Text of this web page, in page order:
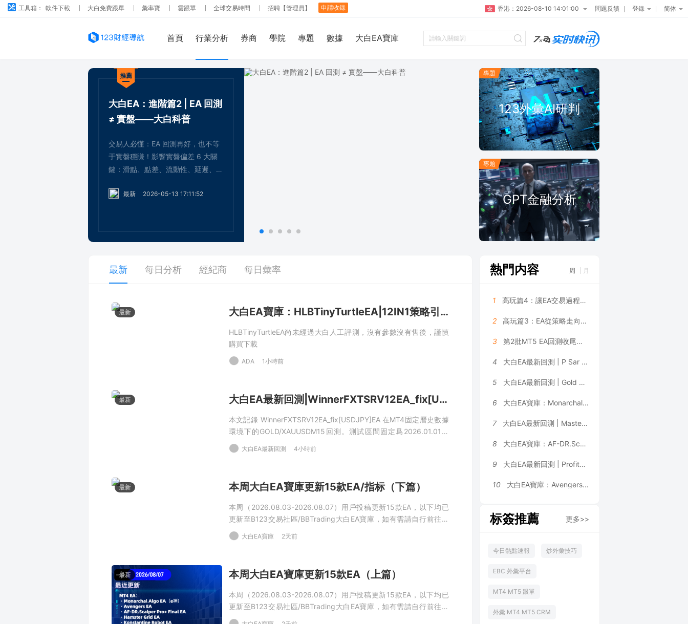
工具箱： 軟件下載 大白免費跟單 彙率寶 雲跟單 全球交易時間 招聘【管理員】 申請收錄 香港：2026-08-10 14:01:01 問題反饋 登錄 简体
首頁 行業分析 券商 學院 專題 數據 大白EA寶庫
推薦
大白EA：進階篇2 | EA 回測
≠ 實盤——大白科普
交易人必懂：EA 回測再好，也不等
于實盤穩賺！影響實盤偏差 6 大關
鍵：滑點、點差、流動性、延遲、時
不是收益承諾，小資金試錯永遠是第
最新 2026-05-13 17:11:52
推薦
第2批MT5 EA回測收尾，5
個月利潤131萬美金是數據
拟合嗎？
第2批MT5 EA回測收尾，5個月利潤
最新 2026-06-11 12:06:14
123外彙AI研判
專題
GPT金融分析
專題
最新 每日分析 經紀商 每日彙率
最新 大白EA寶庫：HLBTinyTurtleEA|12IN1策略引擎，ATR動态DCA與金字塔加倉機制
HLBTinyTurtleEA尚未經過大白人工評測，沒有參數沒有售後，謹慎
購買下載
ADA 1小時前
最新 大白EA最新回測|WinnerFXTSRV12EA_fix[USDJPY]EA2026年回測虧損9,449.18USD，勝率57.35%
本文記錄 WinnerFXTSRV12EA_fix[USDJPY]EA 在MT4固定曆史數據
環境下的GOLD/XAUUSDM15回測。測試區間固定爲2026.01.01到
2026.06.01，初始資金10000USD，杠杆100，點差50，模型爲
Everytick，不啓用優化。本次樣本産生明确交易，但淨利潤
大白EA最新回測 4小時前
最新 本周大白EA寶庫更新15款EA/指标（下篇）
本周（2026.08.03-2026.08.07）用戶投稿更新15款EA，以下均已
更新至B123交易社區/BBTrading大白EA寶庫，如有需請自行前往下
載。
大白EA寶庫 2天前
最新 本周大白EA寶庫更新15款EA（上篇）
本周（2026.08.03-2026.08.07）用戶投稿更新15款EA，以下均已
更新至B123交易社區/BBTrading大白EA寶庫，如有需請自行前往下
載。
熱門内容 周 月
1 高玩篇4：讓EA交易過程更可控——大白科普
2 高玩篇3：EA從策略走向系統——大白科普
3 第2批MT5 EA回測收尾，5個月利潤131萬美金是數據拟合嗎？
4 大白EA最新回測 | P Sar Marti EA V2.02 MT4 2026年回測虧損9,996.47USD，勝率42.02%
5 大白EA最新回測 | Gold Pulse MT4_1460+ [Gold Pulse Settings] EA 2026年回測虧損8,076.48USD，勝率50.00%
6 大白EA寶庫：Monarchal Algo EA | 動态網格 + 鎖盈機制，倉位限制 + 追蹤止損雙重風控 MT4 EA
7 大白EA最新回測 | Master FX Scalper Ultimate [GOLD/XAUUSD Safe Set M5] EA 2026年回測利潤達248,269,934.32USD，勝率80.73%
8 大白EA寶庫：AF-DR.Scalper Pro+ Final｜三位一體交易引擎，震蕩、趨勢行情全覆蓋，可多品種同時運行 MT4 EA
9 大白EA最新回測 | ProfitMachine AI Virtual EA [Author Monitoring Settings] 2026年回測利潤達470.44USD，勝率81.83%
10 大白EA寶庫：Avengers EA | 1.2 倍溫和加倉 + 雙層對沖風控，H4+VWAP 雙重大盤過濾 MT4 EA
标簽推薦 更多>>
今日熱點速報 炒外彙技巧
EBC 外彙平台
MT4 MT5 跟單
外彙 MT4 MT5 CRM